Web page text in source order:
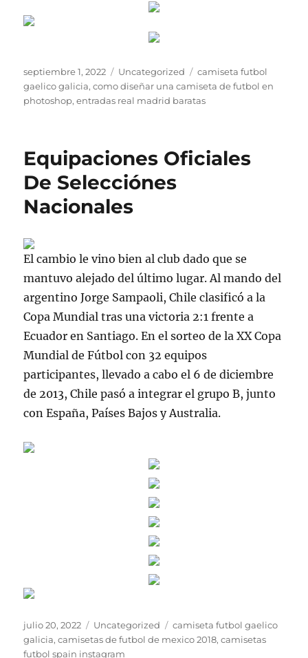
Publicado
el
septiembre 1, 2022 Categorías
Uncategorized Etiquetas
camiseta futbol
gaelico galicia,como diseñar una camiseta de futbol en
photoshop,entradas real madrid baratas
Equipaciones Oficiales
De Selecciónes
Nacionales
El cambio le vino bien al club dado que se
mantuvo alejado del último lugar. Al mando del
argentino Jorge Sampaoli, Chile clasificó a la
Copa Mundial tras una victoria 2:1 frente a
Ecuador en Santiago. En el sorteo de la XX Copa
Mundial de Fútbol con 32 equipos
participantes, llevado a cabo el 6 de diciembre
de 2013, Chile pasó a integrar el grupo B, junto
con España, Países Bajos y Australia.
Publicado
el
julio 20, 2022 Categorías
Uncategorized Etiquetas
camiseta futbol gaelico
galicia,camisetas de futbol de mexico 2018,camisetas
futbol spain instagram